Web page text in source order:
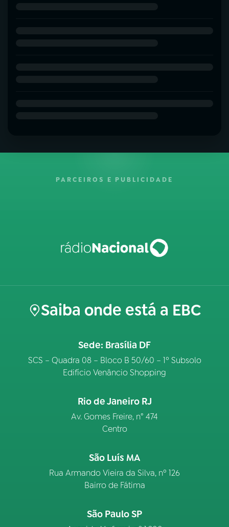
PARCEIROS E PUBLICIDADE
Saiba onde está a EBC
Sede: Brasília DF
SCS – Quadra 08 – Bloco B 50/60 – 1º Subsolo
Edifício Venâncio Shopping
Rio de Janeiro RJ
Av. Gomes Freire, n° 474
Centro
São Luís MA
Rua Armando Vieira da Silva, nº 126
Bairro de Fátima
São Paulo SP